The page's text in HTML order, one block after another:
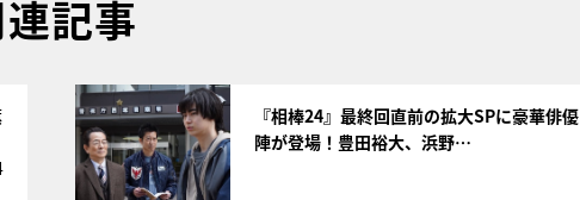
記事
『相棒24』最終回直前の拡大SPに豪華俳優
陣が登場！豊田裕大、浜野…